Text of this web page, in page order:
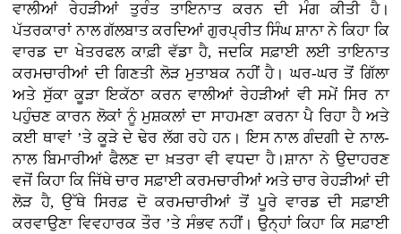
ਵਾਲੀਆਂ ਰੇਹੜੀਆਂ ਤੁਰੰਤ ਤਾਇਨਾਤ ਕਰਨ ਦੀ ਮੰਗ ਕੀਤੀ ਹੈ।
ਪੱਤਰਕਾਰਾਂ ਨਾਲ ਗੱਲਬਾਤ ਕਰਦਿਆਂ ਗੁਰਪ੍ਰੀਤ ਸਿੰਘ ਸ਼ਾਨਾ ਨੇ ਕਿਹਾ ਕਿ
ਵਾਰਡ ਦਾ ਖੇਤਰਫਲ ਕਾਫ਼ੀ ਵੱਡਾ ਹੈ, ਜਦਕਿ ਸਫ਼ਾਈ ਲਈ ਤਾਇਨਾਤ
ਕਰਮਚਾਰੀਆਂ ਦੀ ਗਿਣਤੀ ਲੋੜ ਮੁਤਾਬਕ ਨਹੀਂ ਹੈ। ਘਰ-ਘਰ ਤੋਂ ਗਿੱਲਾ
ਅਤੇ ਸੁੱਕਾ ਕੂੜਾ ਇਕੱਠਾ ਕਰਨ ਵਾਲੀਆਂ ਰੇਹੜੀਆਂ ਵੀ ਸਮੇਂ ਸਿਰ ਨਾ
ਪਹੁੰਚਣ ਕਾਰਨ ਲੋਕਾਂ ਨੂੰ ਮੁਸ਼ਕਲਾਂ ਦਾ ਸਾਹਮਣਾ ਕਰਨਾ ਪੈ ਰਿਹਾ ਹੈ ਅਤੇ
ਕਈ ਥਾਵਾਂ ’ਤੇ ਕੂੜੇ ਦੇ ਢੇਰ ਲੱਗ ਰਹੇ ਹਨ। ਇਸ ਨਾਲ ਗੰਦਗੀ ਦੇ ਨਾਲ-
ਨਾਲ ਬਿਮਾਰੀਆਂ ਫੈਲਣ ਦਾ ਖ਼ਤਰਾ ਵੀ ਵਧਦਾ ਹੈ।ਸ਼ਾਨਾ ਨੇ ਉਦਾਹਰਣ
ਵਜੋਂ ਕਿਹਾ ਕਿ ਜਿੱਥੇ ਚਾਰ ਸਫ਼ਾਈ ਕਰਮਚਾਰੀਆਂ ਅਤੇ ਚਾਰ ਰੇਹੜੀਆਂ ਦੀ
ਲੋੜ ਹੈ, ਉੱਥੇ ਸਿਰਫ਼ ਦੋ ਕਰਮਚਾਰੀਆਂ ਤੋਂ ਪੂਰੇ ਵਾਰਡ ਦੀ ਸਫ਼ਾਈ
ਕਰਵਾਉਣਾ ਵਿਵਹਾਰਕ ਤੌਰ ’ਤੇ ਸੰਭਵ ਨਹੀਂ। ਉਨ੍ਹਾਂ ਕਿਹਾ ਕਿ ਸਫ਼ਾਈ